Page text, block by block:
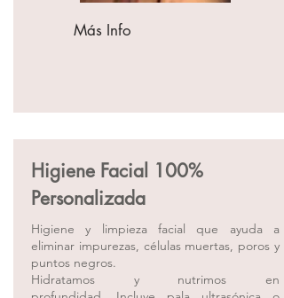
Más Info
Higiene Facial 100%
Personalizada
Higiene y limpieza facial que ayuda a
eliminar impurezas, células muertas, poros y
puntos negros.
Hidratamos y nutrimos en